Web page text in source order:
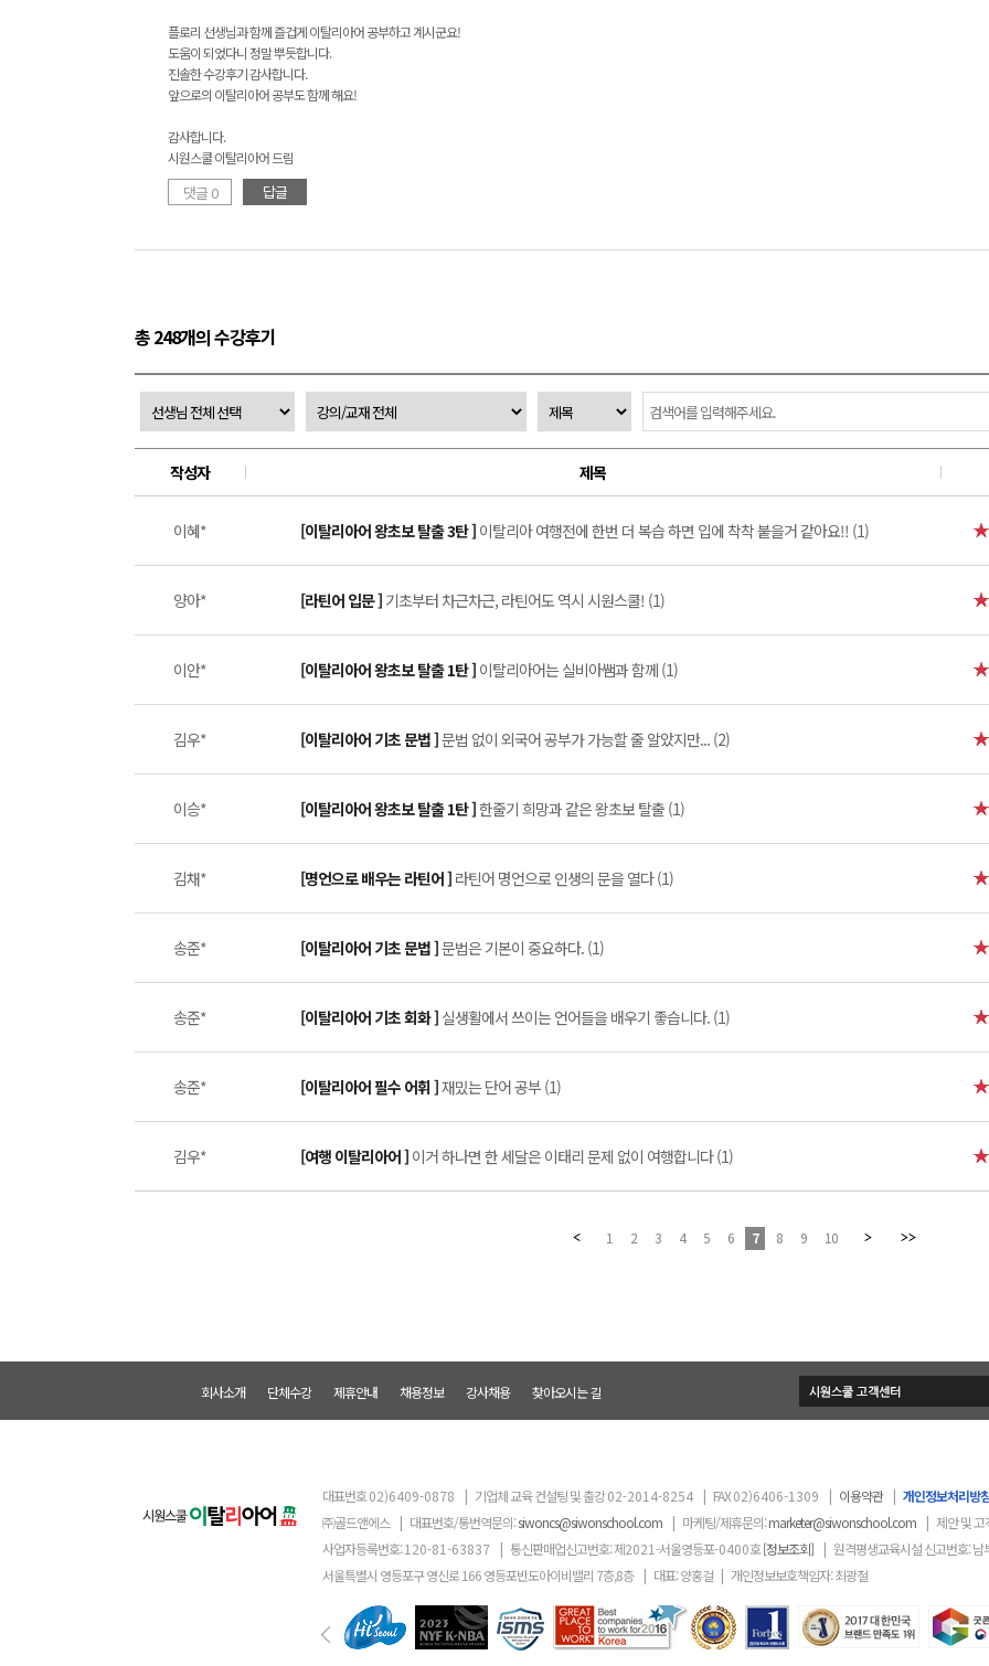
플로리 선생님과 함께 즐겁게 이탈리아어 공부하고 계시군요!
도움이 되었다니 정말 뿌듯합니다.
진솔한 수강후기 감사합니다.
앞으로의 이탈리아어 공부도 함께 해요!
감사합니다.
시원스쿨 이탈리아어 드림
댓글 0 답글
총 248개의 수강후기
작성자 제목
이혜* [이탈리아어 왕초보 탈출 3탄 ] 이탈리아 여행전에 한번 더 복습 하면 입에 착착 붙을거 같아요!! (1)
양아* [라틴어 입문 ] 기초부터 차근차근, 라틴어도 역시 시원스쿨! (1)
이안* [이탈리아어 왕초보 탈출 1탄 ] 이탈리아어는 실비아쌤과 함께 (1)
김우* [이탈리아어 기초 문법 ]문법 없이 외국어 공부가 가능할 줄 알았지만... (2)
이승* [이탈리아어 왕초보 탈출 1탄 ]한줄기 희망과 같은 왕초보 탈출 (1)
김채* [명언으로 배우는 라틴어 ] 라틴어 명언으로 인생의 문을 열다 (1)
송준* [이탈리아어 기초 문법 ]문법은 기본이 중요하다. (1)
송준* [이탈리아어 기초 회화 ] 실생활에서 쓰이는 언어들을 배우기 좋습니다. (1)
송준* [이탈리아어 필수 어휘 ]재밌는 단어 공부 (1)
김우* [여행 이탈리아어 ] 이거 하나면 한 세달은 이태리 문제 없이 여행합니다 (1)
1 2 3 4 5 6 7 8 9 10
회사소개 단체수강 제휴안내 채용정보 강사채용 찾아오시는 길
대표번호02)6409-0878 | 기업체 교육 컨설팅 및 출강02-2014-8254 | FAX02)6406-1309 | 이용약관 | 개인정보처리방
㈜골드앤에스 | 대표번호/통번역문의:siwoncs@siwonschool.com | 마케팅/제휴문의:marketer@siwonschool.com | 제안 및
사업자등록번호:120-81-63837 | 통신판매업신고번호: 제2021-서울영등포-0400호[정보조회] | 원격평생교육시설 신고번호: 남
서울특별시 영등포구 영신로 166 영등포반도아이비밸리 7층,8층 | 대표: 양홍걸 | 개인정보보호책임자: 최광철